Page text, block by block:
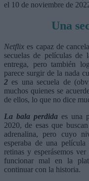
el 10 de noviembre de
Una
Netflix es capaz de
secuelas de películas de
entrega, pero también
parece surgir de la nada
2 es una secuela de
muchos quienes se
de ellos, lo que no dice
La bala perdida es una
2020, de esas que
adrenalina, pero cuyo
esperaba de una
retinas y esperásemos
funcionar mal en la
continuar con la historia.